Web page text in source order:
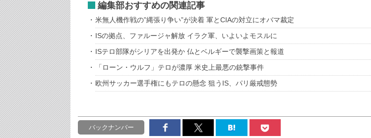
編集部おすすめの関連記事
米無人機作戦の”縄張り争い”が決着 軍とCIAの対立にオバマ裁定
ISの拠点、ファルージャ解放 イラク軍、いよいよモスルに
ISテロ部隊がシリアを出発か 仏とベルギーで襲撃画策と報道
「ローン・ウルフ」テロが濃厚 米史上最悪の銃撃事件
欧州サッカー選手権にもテロの懸念 狙うIS、パリ厳戒態勢
バックナンバー